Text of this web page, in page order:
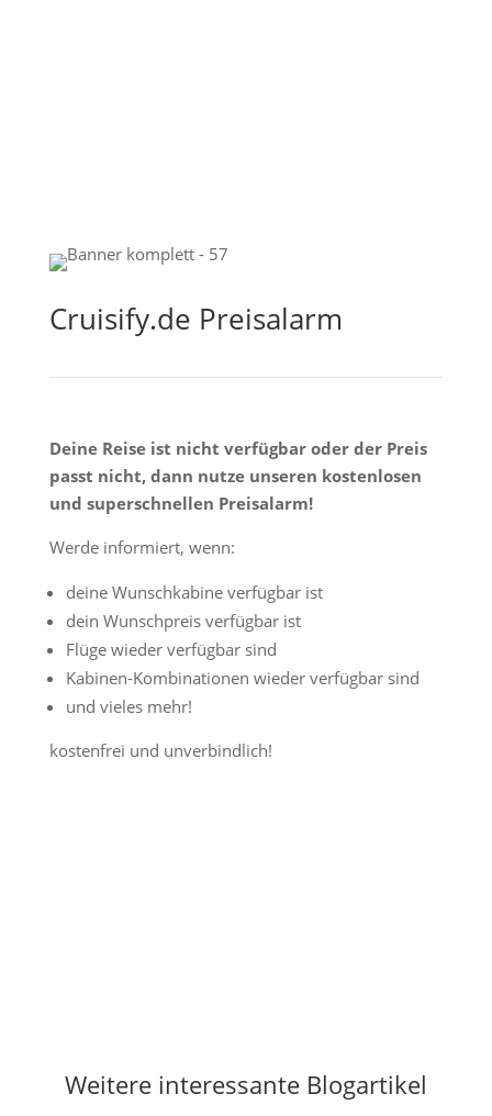
Cruisify.de Preisalarm
Deine Reise ist nicht verfügbar oder der Preis
passt nicht, dann nutze unseren kostenlosen
und superschnellen Preisalarm!
Werde informiert, wenn:
deine Wunschkabine verfügbar ist
dein Wunschpreis verfügbar ist
Flüge wieder verfügbar sind
Kabinen-Kombinationen wieder verfügbar sind
und vieles mehr!
kostenfrei und unverbindlich!
Weitere interessante Blogartikel